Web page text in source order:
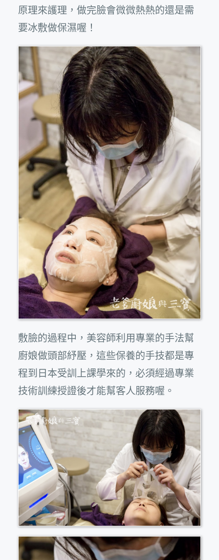
原理來護理，做完臉會微微熱熱的還是需
要冰敷做保濕喔！
敷臉的過程中，美容師利用專業的手法幫
廚娘做頭部紓壓，這些保養的手技都是專
程到日本受訓上課學來的，必須經過專業
技術訓練授證後才能幫客人服務喔。